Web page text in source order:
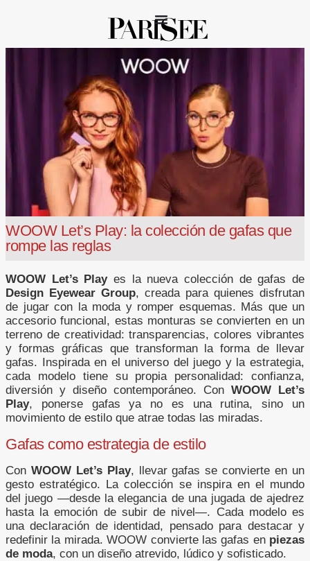
WOOW Let’s Play: la colección de gafas que
rompe las reglas
WOOW Let’s Playes la nueva colección de gafas de
Design Eyewear Group, creada para quienes disfrutan
de jugar con la moda y romper esquemas. Más que un
accesorio funcional, estas monturas se convierten en un
terreno de creatividad: transparencias, colores vibrantes
y formas gráficas que transforman la forma de llevar
gafas. Inspirada en el universo del juego y la estrategia,
cada modelo tiene su propia personalidad: confianza,
diversión y diseño contemporáneo. Con WOOW Let’s
Play, ponerse gafas ya no es una rutina, sino un
movimiento de estilo que atrae todas las miradas.
Gafas como estrategia de estilo
Con WOOW Let’s Play, llevar gafas se convierte en un
gesto estratégico. La colección se inspira en el mundo
del juego —desde la elegancia de una jugada de ajedrez
hasta la emoción de subir de nivel—. Cada modelo es
una declaración de identidad, pensado para destacar y
redefinir la mirada. WOOW convierte las gafas en piezas
de moda, con un diseño atrevido, lúdico y sofisticado.